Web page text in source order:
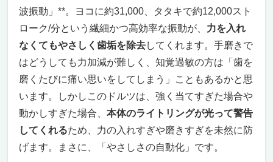
波振動」**。ヨコに約31,000、タタキで約12,000スト
ローク/分という繊細かつ高効率な振動が、 力を入れ
なくてもやさしく歯垢を除去してくれます。手磨きで
はどうしても力加減が難しく、知覚過敏の方は「歯を
磨くたびに痛い思いをしてしまう」こともあるかと思
います。しかしこのドルツは、強く当てすぎた場合や
動かしすぎた場合、 本体のライトリングが光って警告
してくれるため、力の入れすぎや磨きすぎを未然に防
げます。まさに、「やさしさの自動化」です。